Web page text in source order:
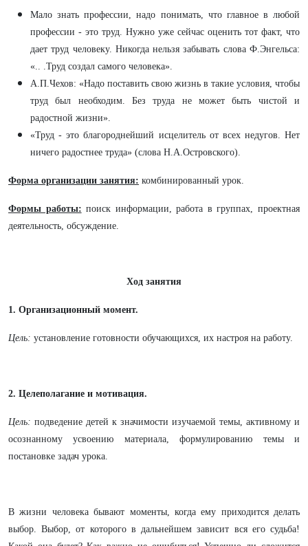
Мало знать профессии, надо понимать, что главное в любой
профессии - это труд. Нужно уже сейчас оценить тот факт, что
дает труд человеку. Никогда нельзя забывать слова Ф.Энгельса:
«.. .Труд создал самого человека».
А.П.Чехов: «Надо поставить свою жизнь в такие условия, чтобы
труд был необходим. Без труда не может быть чистой и
радостной жизни».
«Труд - это благороднейший исцелитель от всех недугов. Нет
ничего радостнее труда» (слова Н.А.Островского).
Форма организации занятия: комбинированный урок.
Формы работы: поиск информации, работа в группах, проектная
деятельность, обсуждение.
Ход занятия
1. Организационный момент.
Цель: установление готовности обучающихся, их настроя на работу.
2. Целеполагание и мотивация.
Цель: подведение детей к значимости изучаемой темы, активному и
осознанному усвоению материала, формулированию темы и
постановке задач урока.
В жизни человека бывают моменты, когда ему приходится делать
выбор. Выбор, от которого в дальнейшем зависит вся его судьба!